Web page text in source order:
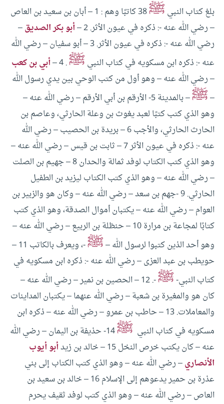
بلغ كتاب النبي ﷺ
1 – أبان بن سعيد بن العاص
– رضي الله عنه -: ذكره في عيون الأثر.2 – أبو بكر الصديق–
رضي الله عنه -: ذكره في عيون الأثر. 3 – أبو سفيان – رضي الله
عنه -: ذكره ابن مسكويه في كتاب النبي ﷺ.
4 – أبي بن كعب
– رضي الله عنه – وهو أول من كتب الوحي بين يدي رسول الله
–ﷺ– بالمدينة 5- الأرقم بن أبي الأرقم – رضي الله عنه –
وهو الذي كتب كتبًا لعبد يغوث بن وعلة الحارثي، وعاصم بن
الحارث الحارثي، والأجب 6 – بريدة بن الحصيب – رضي الله
عنه -: ذكره في عيون الأثر 7 – ثابت بن قيس – رضي الله عنه –
وهو الذي كتب الكتاب لوفد ثمالة والحدان 8 – جهيم بن الصلت
– رضي الله عنه – وهو الذي كتب الكتاب ليزيد بن الطفيل
الحارثي. 9 -جهم بن سعد – رضي الله عنه – وكان هو والزبير بن
العوام – رضي الله عنه – يكتبان أموال الصدقة، وهو الذي كتب
كتابًا لمجاعة بن مرارة
10 – حنظلة بن الربيع – رضي الله عنه –
وهو أحد الذين كتبوا لرسول الله –ﷺ-، ويعرف بالكاتب
11 –
حويطب بن عبد العزى – رضي الله عنه -: ذكره ابن مسكويه في
كتاب النبي-ﷺ-.
12 – الحصين بن نمير – رضي الله عنه –
كان هو والمغيرة بن شعبة – رضي الله عنهما – يكتبان المداينات
والمعاملات.
13 – حاطب بن عمرو – رضي الله عنه – ذكره ابن
مسكويه في كتاب النبي ﷺ
14- حذيفة بن اليمان – رضي الله
عنه – كان يكتب خرص النخل15 – خالد بن زيد
أبو أيوب
الأنصاري– رضي الله عنه – وهو الذي كتب الكتاب إلى بني
عذرة بن حمير يدعوهم إلى الإسلام
16 – خالد بن سعيد بن
العاص – رضي الله عنه – وهو الذي كتب لوفد ثقيف يحرم